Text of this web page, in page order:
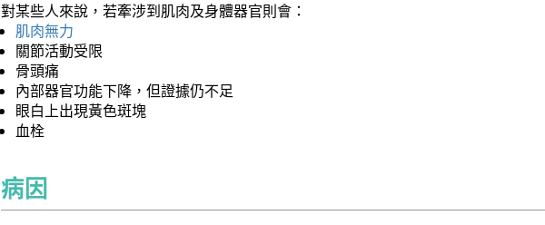
對某些人來說，若牽涉到肌肉及身體器官則會：
肌肉無力
關節活動受限
骨頭痛
內部器官功能下降，但證據仍不足
眼白上出現黃色斑塊
血栓
病因